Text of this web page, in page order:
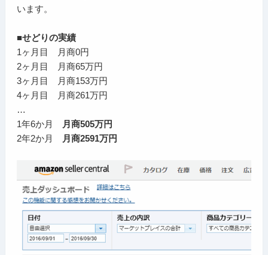
います。
■せどりの実績
1ヶ月目 月商0円
2ヶ月目 月商65万円
3ヶ月目 月商153万円
4ヶ月目 月商261万円
…
1年6か月
月商505万円
2年2か月
月商2591万円